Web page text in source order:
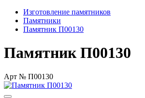
Изготовление памятников
Памятники
Памятник П00130
Памятник П00130
Арт № П00130